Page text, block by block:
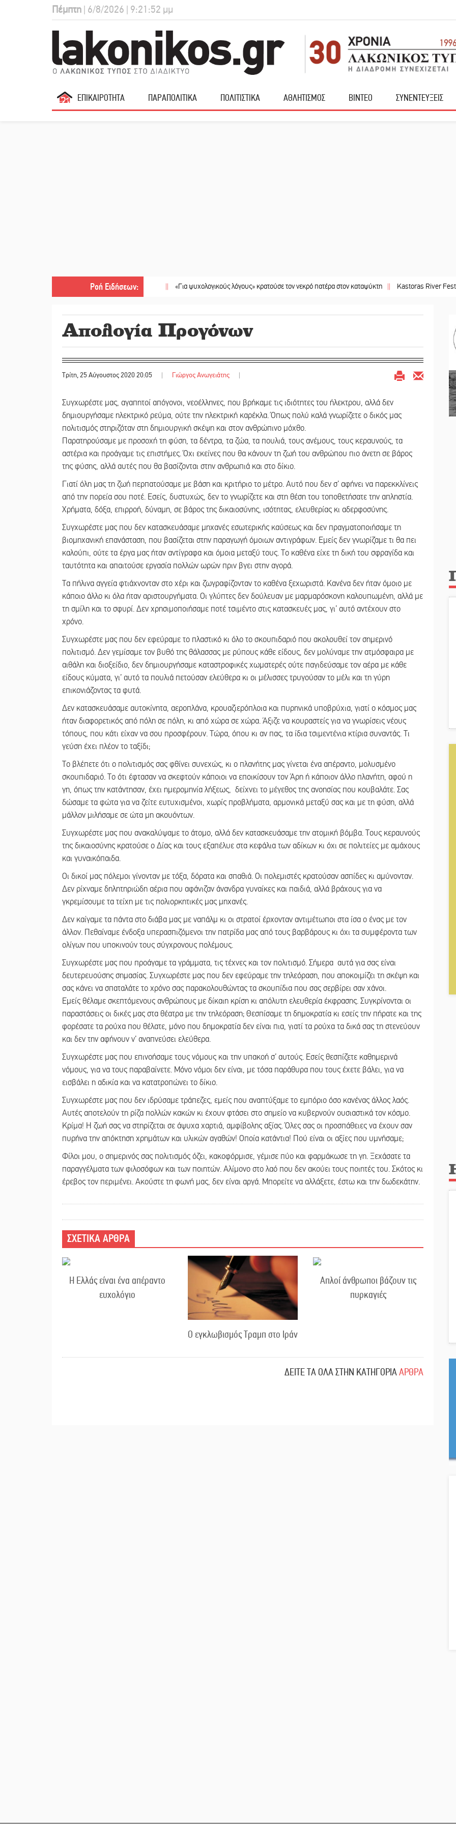
Πέμπτη | 6/8/2026 | 9:21:53 μμ
ΕΠΙΚΑΙΡΟΤΗΤΑ ΠΑΡΑΠΟΛΙΤΙΚΑ ΠΟΛΙΤΙΣΤΙΚΑ ΑΘΛΗΤΙΣΜΟΣ ΒΙΝΤΕΟ ΣΥΝΕΝΤΕΥΞΕΙΣ
Ροή Ειδήσεων:
|| «Για ψυχολογικούς λόγους» κρατούσε τον νεκρό πατέρα στον καταψύκτη || Kastoras River Festival 2026:
Απολογία Προγόνων
Τρίτη, 25 Αύγουστος 2020 20:05 | Γιώργος Ανωγειάτης |
Συγχωρέστε μας, αγαπητοί απόγονοι, νεοέλληνες, που βρήκαμε τις ιδιότητες του ήλεκτρου, αλλά δεν
δημιουργήσαμε ηλεκτρικό ρεύμα, ούτε την ηλεκτρική καρέκλα. Όπως πολύ καλά γνωρίζετε ο δικός μας
πολιτισμός στηριζόταν στη δημιουργική σκέψη και στον ανθρώπινο μόχθο.
Παρατηρούσαμε με προσοχή τη φύση, τα δέντρα, τα ζώα, τα πουλιά, τους ανέμους, τους κεραυνούς, τα
αστέρια και προάγαμε τις επιστήμες. Όχι εκείνες που θα κάνουν τη ζωή του ανθρώπου πιο άνετη σε βάρος
της φύσης, αλλά αυτές που θα βασίζονται στην ανθρωπιά και στο δίκιο.
Γιατί όλη μας τη ζωή περπατούσαμε με βάση και κριτήριο το μέτρο. Αυτό που δεν σ’ αφήνει να παρεκκλίνεις
από την πορεία σου ποτέ. Εσείς, δυστυχώς, δεν το γνωρίζετε και στη θέση του τοποθετήσατε την απληστία.
Χρήματα, δόξα, επιρροή, δύναμη, σε βάρος της δικαιοσύνης, ισότητας, ελευθερίας κι αδερφοσύνης.
Συγχωρέστε μας που δεν κατασκευάσαμε μηχανές εσωτερικής καύσεως και δεν πραγματοποιήσαμε τη
βιομηχανική επανάσταση, που βασίζεται στην παραγωγή όμοιων αντιγράφων. Εμείς δεν γνωρίζαμε τι θα πει
καλούπι, ούτε τα έργα μας ήταν αντίγραφα και όμοια μεταξύ τους. Το καθένα είχε τη δική του σφραγίδα και
ταυτότητα και απαιτούσε εργασία πολλών ωρών πριν βγει στην αγορά.
Τα πήλινα αγγεία φτιάχνονταν στο χέρι και ζωγραφίζονταν το καθένα ξεχωριστά. Κανένα δεν ήταν όμοιο με
κάποιο άλλο κι όλα ήταν αριστουργήματα. Οι γλύπτες δεν δούλευαν με μαρμαρόσκονη καλουπωμένη, αλλά με
τη σμίλη και το σφυρί. Δεν χρησιμοποιήσαμε ποτέ τσιμέντο στις κατασκευές μας, γι’ αυτό αντέχουν στο
χρόνο.
Συγχωρέστε μας που δεν εφεύραμε το πλαστικό κι όλο το σκουπιδαριό που ακολουθεί τον σημερινό
πολιτισμό. Δεν γεμίσαμε τον βυθό της θάλασσας με ρύπους κάθε είδους, δεν μολύναμε την ατμόσφαιρα με
αιθάλη και διοξείδιο, δεν δημιουργήσαμε καταστροφικές χωματερές ούτε παγιδεύσαμε τον αέρα με κάθε
είδους κύματα, γι’ αυτό τα πουλιά πετούσαν ελεύθερα κι οι μέλισσες τρυγούσαν το μέλι και τη γύρη
επικονιάζοντας τα φυτά.
Δεν κατασκευάσαμε αυτοκίνητα, αεροπλάνα, κρουαζιερόπλοια και πυρηνικά υποβρύχια, γιατί ο κόσμος μας
ήταν διαφορετικός από πόλη σε πόλη, κι από χώρα σε χώρα. Άξιζε να κουραστείς για να γνωρίσεις νέους
τόπους, που κάτι είχαν να σου προσφέρουν. Τώρα, όπου κι αν πας, τα ίδια τσιμεντένια κτίρια συναντάς. Τι
γεύση έχει πλέον το ταξίδι;
Το βλέπετε ότι ο πολιτισμός σας φθίνει συνεχώς, κι ο πλανήτης μας γίνεται ένα απέραντο, μολυσμένο
σκουπιδαριό. Το ότι έφτασαν να σκεφτούν κάποιοι να εποικίσουν τον Άρη ή κάποιον άλλο πλανήτη, αφού η
γη, όπως την κατάντησαν, έχει ημερομηνία λήξεως, δείχνει το μέγεθος της ανοησίας που κουβαλάτε. Σας
δώσαμε τα φώτα για να ζείτε ευτυχισμένοι, χωρίς προβλήματα, αρμονικά μεταξύ σας και με τη φύση, αλλά
μάλλον μιλήσαμε σε ώτα μη ακουόντων.
Συγχωρέστε μας που ανακαλύψαμε το άτομο, αλλά δεν κατασκευάσαμε την ατομική βόμβα. Τους κεραυνούς
της δικαιοσύνης κρατούσε ο Δίας και τους εξαπέλυε στα κεφάλια των αδίκων κι όχι σε πολιτείες με αμάχους
και γυναικόπαιδα.
Οι δικοί μας πόλεμοι γίνονταν με τόξα, δόρατα και σπαθιά. Οι πολεμιστές κρατούσαν ασπίδες κι αμύνονταν.
Δεν ρίχναμε δηλητηριώδη αέρια που αφάνιζαν άνανδρα γυναίκες και παιδιά, αλλά βράχους για να
γκρεμίσουμε τα τείχη με τις πολιορκητικές μας μηχανές.
Δεν καίγαμε τα πάντα στο διάβα μας με ναπάλμ κι οι στρατοί έρχονταν αντιμέτωποι στα ίσα ο ένας με τον
άλλον. Πεθαίναμε ένδοξα υπερασπιζόμενοι την πατρίδα μας από τους βαρβάρους κι όχι τα συμφέροντα των
ολίγων που υποκινούν τους σύγχρονους πολέμους.
Συγχωρέστε μας που προάγαμε τα γράμματα, τις τέχνες και τον πολιτισμό. Σήμερα αυτά για σας είναι
δευτερευούσης σημασίας. Συγχωρέστε μας που δεν εφεύραμε την τηλεόραση, που αποκοιμίζει τη σκέψη και
σας κάνει να σπαταλάτε το χρόνο σας παρακολουθώντας τα σκουπίδια που σας σερβίρει σαν χάνοι.
Εμείς θέλαμε σκεπτόμενους ανθρώπους με δίκαιη κρίση κι απόλυτη ελευθερία έκφρασης. Συγκρίνονται οι
παραστάσεις οι δικές μας στα θέατρα με την τηλεόραση; Θεσπίσαμε τη δημοκρατία κι εσείς την πήρατε και της
φορέσατε τα ρούχα που θέλατε, μόνο που δημοκρατία δεν είναι πια, γιατί τα ρούχα τα δικά σας τη στενεύουν
και δεν την αφήνουν ν’ αναπνεύσει ελεύθερα.
Συγχωρέστε μας που επινοήσαμε τους νόμους και την υπακοή σ’ αυτούς. Εσείς θεσπίζετε καθημερινά
νόμους, για να τους παραβαίνετε. Μόνο νόμοι δεν είναι, με τόσα παράθυρα που τους έχετε βάλει, για να
εισβάλει η αδικία και να κατατροπώνει το δίκιο.
Συγχωρέστε μας που δεν ιδρύσαμε τράπεζες, εμείς που αναπτύξαμε το εμπόριο όσο κανένας άλλος λαός.
Αυτές αποτελούν τη ρίζα πολλών κακών κι έχουν φτάσει στο σημείο να κυβερνούν ουσιαστικά τον κόσμο.
Κρίμα! Η ζωή σας να στηρίζεται σε άψυχα χαρτιά, αμφίβολης αξίας. Όλες σας οι προσπάθειες να έχουν σαν
πυρήνα την απόκτηση χρημάτων και υλικών αγαθών! Οποία κατάντια! Πού είναι οι αξίες που υμνήσαμε;
Φίλοι μου, ο σημερινός σας πολιτισμός όζει, κακοφόρμισε, γέμισε πύο και φαρμάκωσε τη γη. Ξεχάσατε τα
παραγγέλματα των φιλοσόφων και των ποιητών. Αλίμονο στο λαό που δεν ακούει τους ποιητές του. Σκότος κι
έρεβος τον περιμένει. Ακούστε τη φωνή μας, δεν είναι αργά. Μπορείτε να αλλάξετε, έστω και την δωδεκάτην.
ΣΧΕΤΙΚΑ ΑΡΘΡΑ
Η Ελλάς είναι ένα απέραντο
ευχολόγιο
Ο εγκλωβισμός Τραμπ στο Ιράν
Απλοί άνθρωποι βάζουν τις
πυρκαγιές
ΔΕΙΤΕ ΤΑ ΟΛΑ ΣΤΗΝ ΚΑΤΗΓΟΡΙΑΑΡΘΡΑ